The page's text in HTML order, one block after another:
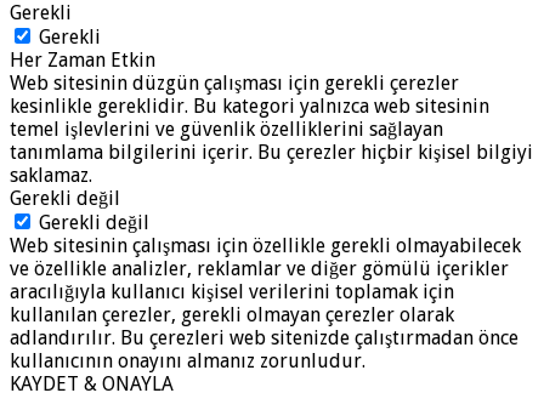
Gerekli
Gerekli
Her Zaman Etkin
Web sitesinin düzgün çalışması için gerekli çerezler
kesinlikle gereklidir. Bu kategori yalnızca web sitesinin
temel işlevlerini ve güvenlik özelliklerini sağlayan
tanımlama bilgilerini içerir. Bu çerezler hiçbir kişisel bilgiyi
saklamaz.
Gerekli değil
Gerekli değil
Web sitesinin çalışması için özellikle gerekli olmayabilecek
ve özellikle analizler, reklamlar ve diğer gömülü içerikler
aracılığıyla kullanıcı kişisel verilerini toplamak için
kullanılan çerezler, gerekli olmayan çerezler olarak
adlandırılır. Bu çerezleri web sitenizde çalıştırmadan önce
kullanıcının onayını almanız zorunludur.
KAYDET & ONAYLA